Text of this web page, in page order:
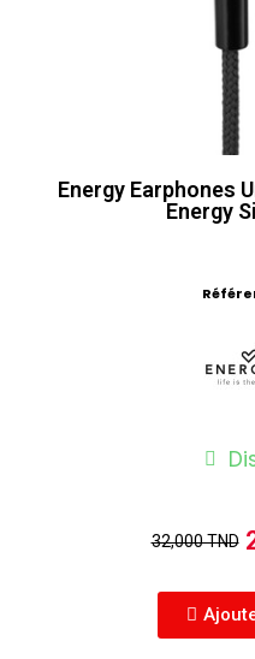
Energy Earphones
Energy
32,000 TND